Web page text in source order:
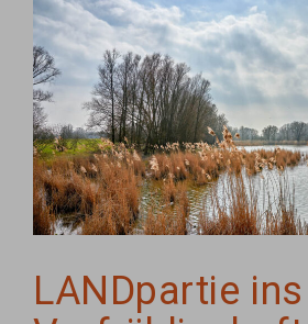
LANDpartie ins